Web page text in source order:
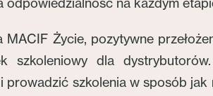
Życie, pozytywne
szkoleniowy dla
szkolenia w sposób jak